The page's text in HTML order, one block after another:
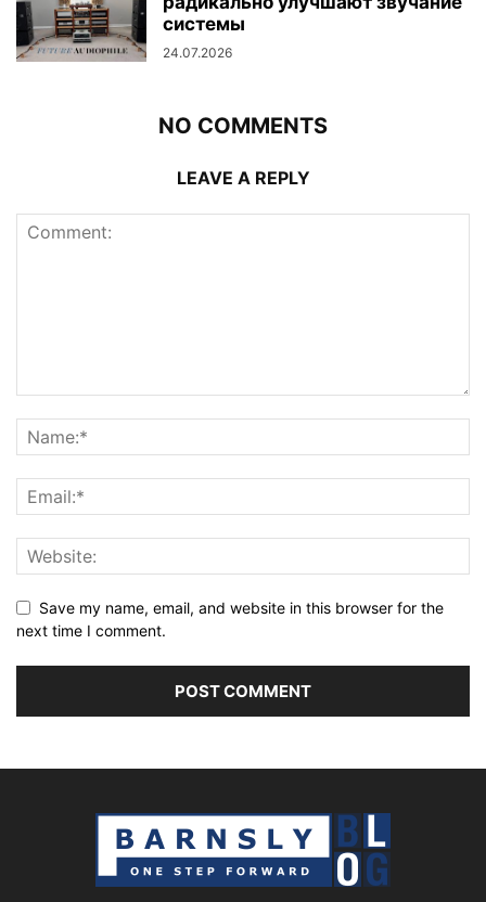
системы
24.07.2026
NO COMMENTS
LEAVE A REPLY
Save my name, email, and website in this browser for the
next time I comment.